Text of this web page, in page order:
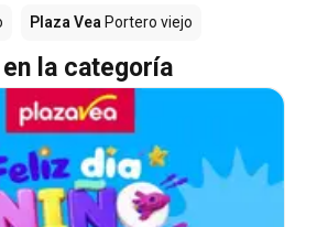
Plaza Vea Portero viejo
la categoría